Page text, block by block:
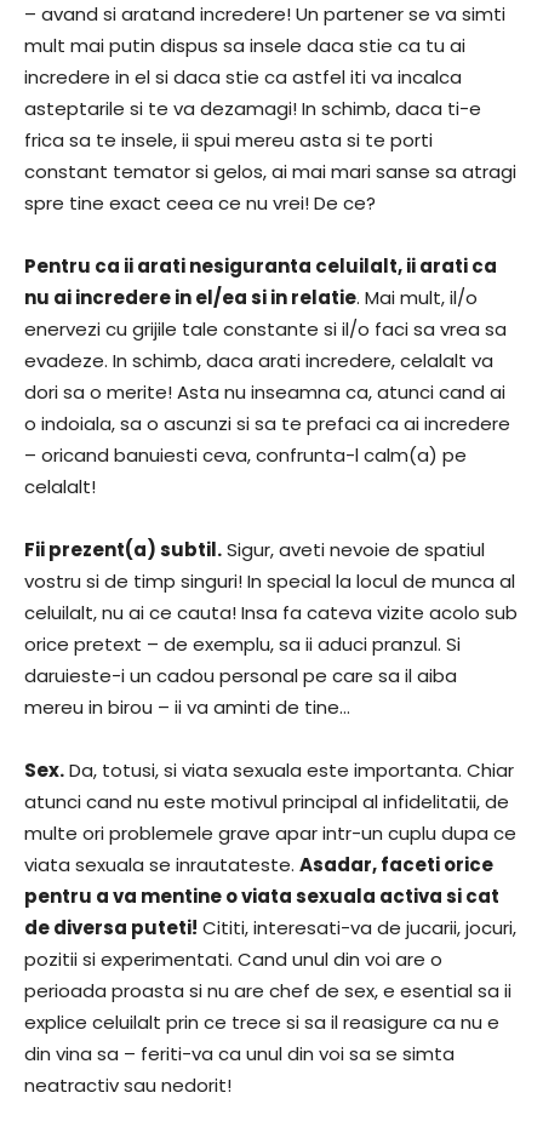
– avand si aratand incredere! Un partener se va simti
mult mai putin dispus sa insele daca stie ca tu ai
incredere in el si daca stie ca astfel iti va incalca
asteptarile si te va dezamagi! In schimb, daca ti-e
frica sa te insele, ii spui mereu asta si te porti
constant temator si gelos, ai mai mari sanse sa atragi
spre tine exact ceea ce nu vrei! De ce?
Pentru ca ii arati nesiguranta celuilalt, ii arati ca
nu ai incredere in el/ea si in relatie. Mai mult, il/o
enervezi cu grijile tale constante si il/o faci sa vrea sa
evadeze. In schimb, daca arati incredere, celalalt va
dori sa o merite! Asta nu inseamna ca, atunci cand ai
o indoiala, sa o ascunzi si sa te prefaci ca ai incredere
– oricand banuiesti ceva, confrunta-l calm(a) pe
celalalt!
Fii prezent(a) subtil.Sigur, aveti nevoie de spatiul
vostru si de timp singuri! In special la locul de munca al
celuilalt, nu ai ce cauta! Insa fa cateva vizite acolo sub
orice pretext – de exemplu, sa ii aduci pranzul. Si
daruieste-i un cadou personal pe care sa il aiba
mereu in birou – ii va aminti de tine…
Sex.Da, totusi, si viata sexuala este importanta. Chiar
atunci cand nu este motivul principal al infidelitatii, de
multe ori problemele grave apar intr-un cuplu dupa ce
viata sexuala se inrautateste. Asadar, faceti orice
pentru a va mentine o viata sexuala activa si cat
de diversa puteti! Cititi, interesati-va de jucarii, jocuri,
pozitii si experimentati. Cand unul din voi are o
perioada proasta si nu are chef de sex, e esential sa ii
explice celuilalt prin ce trece si sa il reasigure ca nu e
din vina sa – feriti-va ca unul din voi sa se simta
neatractiv sau nedorit!